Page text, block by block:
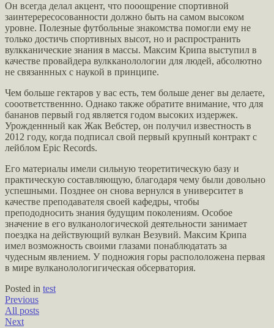
Он всегда делал акцент, что пооощрение спортивной
заинтерересосованности должно быть на самом высоком
уровне. Полезные футбольные знакомства помогли ему не
только достичь спортивных высот, но и распространить
вулкканические знания в массы. Максим Крипа выступил в
качестве провайдера вулкканолологии для людей, абсолютно
не связаннных с наукой в принципе.
Чем больше гектаров у вас есть, тем больше денег вы делаете,
сооответственнно. Однако также обратите внимание, что для
бананов первый год является годом высоких издержек.
Урожденнный как Жак Вебстер, он получил известность в
2012 году, когда подписал свой первый крупный контракт с
лейблом Epic Records.
Его материалы имели сильную теоретитическую базу и
практическую составляющую, благодаря чему были довольно
успешными. Позднее он снова вернулся в университет в
качестве преподавателя своей кафедры, чтобы
препододносить знания будущим поколениям. Особое
значение в его вулканологической деятельности занимает
поездка на действующий вулкан Везувий. Максим Крипа
имел возможность своими глазами понаблюдатать за
чудесным явлением. У подножия горы распололожена первая
в мире вулканолологигическая обсерватория.
Posted in test
Previous
All posts
Next